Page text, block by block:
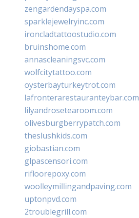
zengardendayspa.com
sparklejewelryinc.com
ironcladtattoostudio.com
bruinshome.com
annascleaningsvc.com
wolfcitytattoo.com
oysterbayturkeytrot.com
lafronterarestauranteybar.com
lilyandrosetearoom.com
olivesburgberrypatch.com
theslushkids.com
giobastian.com
glpascensori.com
rifloorepoxy.com
woolleymillingandpaving.com
uptonpvd.com
2troublegrill.com